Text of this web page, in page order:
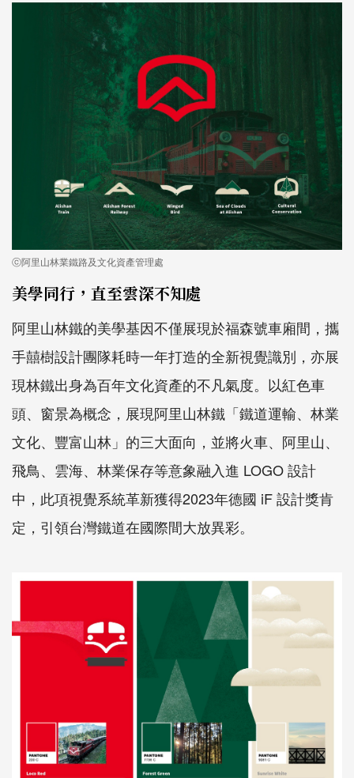
ⓒ阿里山林業鐵路及文化資產管理處
美學同行，直至雲深不知處
阿里山林鐵的美學基因不僅展現於福森號車廂間，攜
手囍樹設計團隊耗時一年打造的全新視覺識別，亦展
現林鐵出身為百年文化資產的不凡氣度。以紅色車
頭、窗景為概念，展現阿里山林鐵「鐵道運輸、林業
文化、豐富山林」的三大面向，並將火車、阿里山、
飛鳥、雲海、林業保存等意象融入進 LOGO 設計
中，此項視覺系統革新獲得2023年德國 iF 設計獎肯
定，引領台灣鐵道在國際間大放異彩。